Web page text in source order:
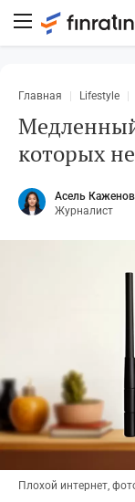
Главная Lifestyle
которых
Асель
Журналист
Плохой интернет,